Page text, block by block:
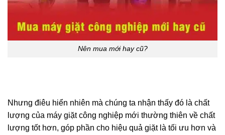
Nên mua mới hay cũ?
Nhưng điêu hiển nhiên mà chúng ta nhận thấy đó là chất
lượng của máy giặt công nghiệp mới thường thiên về chất
lượng tốt hơn, góp phần cho hiệu quả giặt là tối ưu hơn và